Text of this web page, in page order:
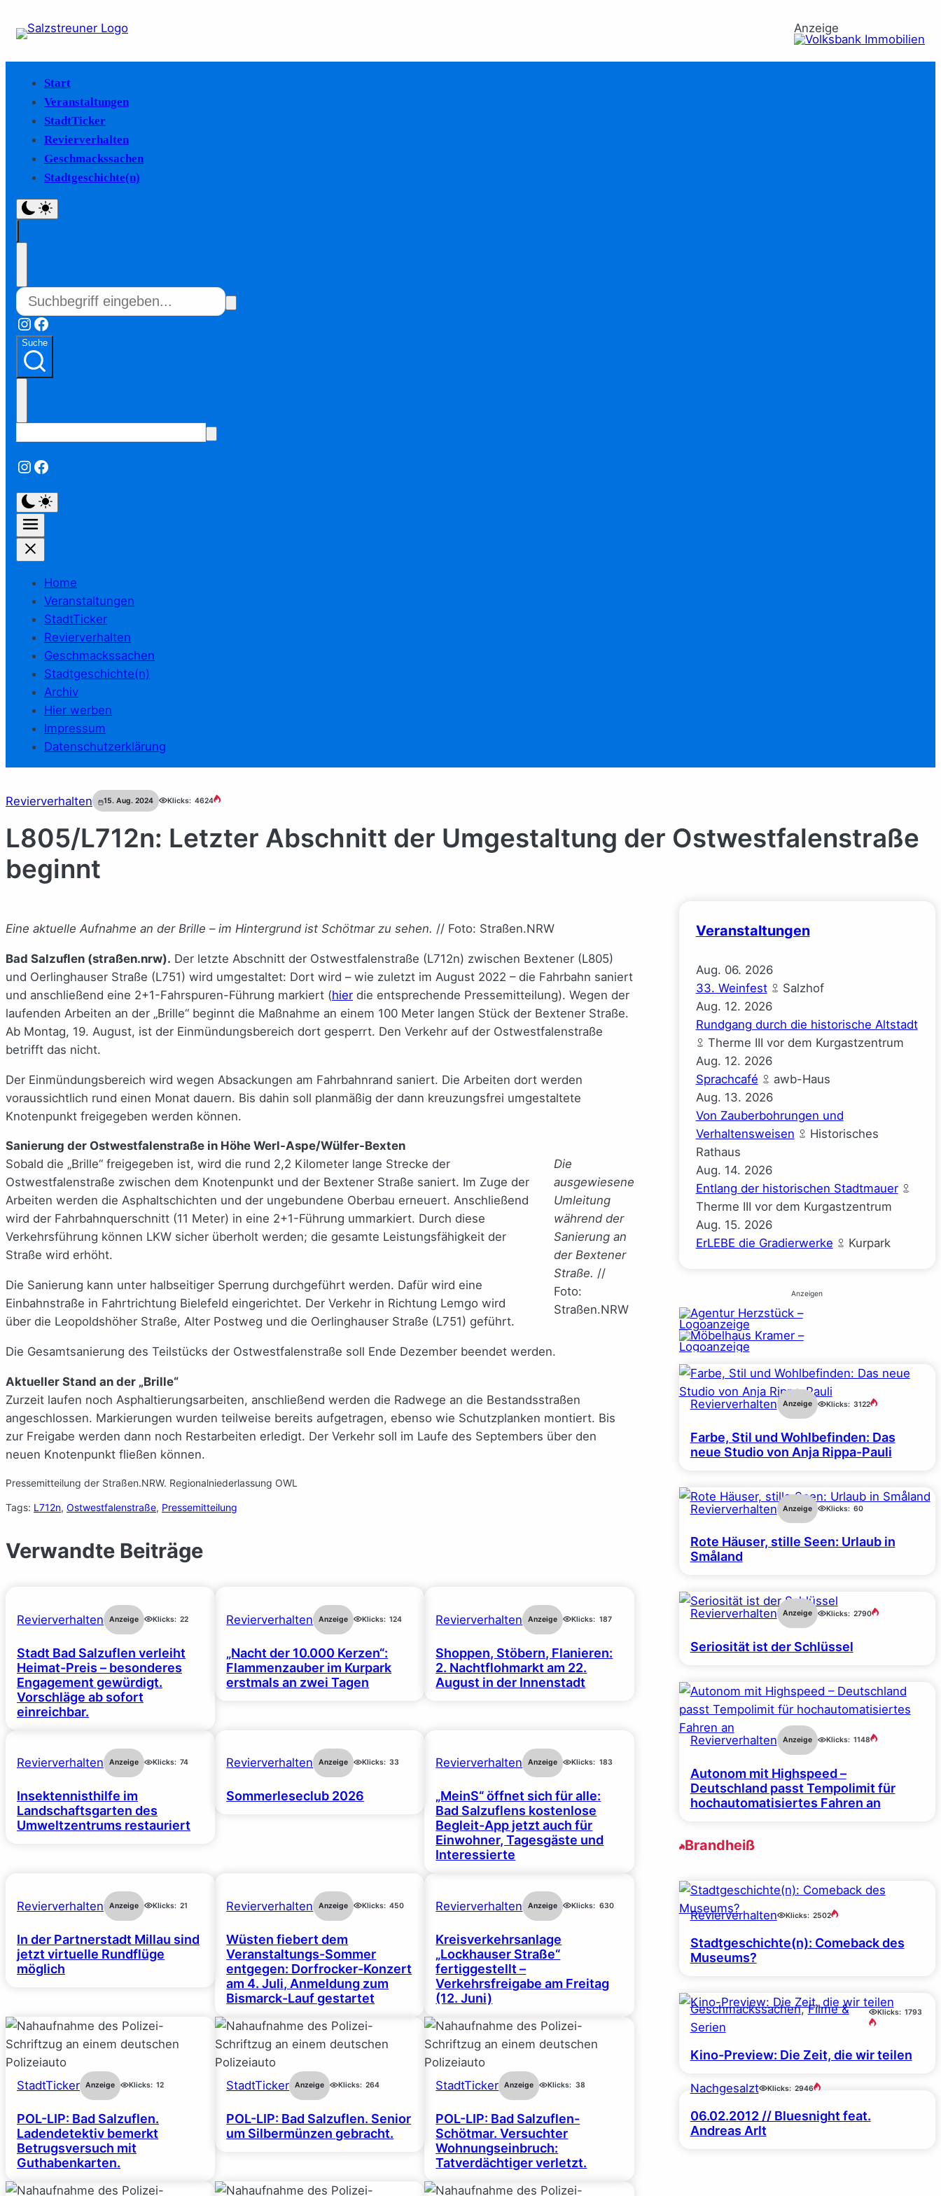
Anzeige
Start
Veranstaltungen
StadtTicker
Revierverhalten
Geschmackssachen
Stadtgeschichte(n)
Instagram
Facebook
Suche
Instagram
Facebook
Home
Veranstaltungen
StadtTicker
Revierverhalten
Geschmackssachen
Stadtgeschichte(n)
Archiv
Hier werben
Impressum
Datenschutzerklärung
Revierverhalten 15. Aug. 2024 Klicks: 4624
L805/L712n: Letzter Abschnitt der Umgestaltung der Ostwestfalenstraße
beginnt
Eine aktuelle Aufnahme an der Brille – im Hintergrund ist Schötmar zu sehen. // Foto: Straßen.NRW
Bad Salzuflen (straßen.nrw). Der letzte Abschnitt der Ostwestfalenstraße (L712n) zwischen Bextener (L805)
und Oerlinghauser Straße (L751) wird umgestaltet: Dort wird – wie zuletzt im August 2022 – die Fahrbahn saniert
und anschließend eine 2+1-Fahrspuren-Führung markiert (hier die entsprechende Pressemitteilung). Wegen der
laufenden Arbeiten an der „Brille“ beginnt die Maßnahme an einem 100 Meter langen Stück der Bextener Straße.
Ab Montag, 19. August, ist der Einmündungsbereich dort gesperrt. Den Verkehr auf der Ostwestfalenstraße
betrifft das nicht.
Der Einmündungsbereich wird wegen Absackungen am Fahrbahnrand saniert. Die Arbeiten dort werden
voraussichtlich rund einen Monat dauern. Bis dahin soll planmäßig der dann kreuzungsfrei umgestaltete
Knotenpunkt freigegeben werden können.
Die
ausgewiesene
Umleitung
während der
Sanierung an
der Bextener
Straße. //
Foto:
Straßen.NRW
Sanierung der Ostwestfalenstraße in Höhe Werl-Aspe/Wülfer-Bexten
Sobald die „Brille“ freigegeben ist, wird die rund 2,2 Kilometer lange Strecke der
Ostwestfalenstraße zwischen dem Knotenpunkt und der Bextener Straße saniert. Im Zuge der
Arbeiten werden die Asphaltschichten und der ungebundene Oberbau erneuert. Anschließend
wird der Fahrbahnquerschnitt (11 Meter) in eine 2+1-Führung ummarkiert. Durch diese
Verkehrsführung können LKW sicher überholt werden; die gesamte Leistungsfähigkeit der
Straße wird erhöht.
Die Sanierung kann unter halbseitiger Sperrung durchgeführt werden. Dafür wird eine
Einbahnstraße in Fahrtrichtung Bielefeld eingerichtet. Der Verkehr in Richtung Lemgo wird
über die Leopoldshöher Straße, Alter Postweg und die Oerlinghauser Straße (L751) geführt.
Die Gesamtsanierung des Teilstücks der Ostwestfalenstraße soll Ende Dezember beendet werden.
Aktueller Stand an der „Brille“
Zurzeit laufen noch Asphaltierungsarbeiten, anschließend werden die Radwege an die Bestandsstraßen
angeschlossen. Markierungen wurden teilweise bereits aufgetragen, ebenso wie Schutzplanken montiert. Bis
zur Freigabe werden dann noch Restarbeiten erledigt. Der Verkehr soll im Laufe des Septembers über den
neuen Knotenpunkt fließen können.
Pressemitteilung der Straßen.NRW. Regionalniederlassung OWL
Tags: L712n, Ostwestfalenstraße, Pressemitteilung
Verwandte Beiträge
Revierverhalten Anzeige Klicks: 22
Stadt Bad Salzuflen verleiht
Heimat-Preis – besonderes
Engagement gewürdigt.
Vorschläge ab sofort
einreichbar.
Revierverhalten Anzeige Klicks: 124
„Nacht der 10.000 Kerzen“:
Flammenzauber im Kurpark
erstmals an zwei Tagen
Revierverhalten Anzeige Klicks: 187
Shoppen, Stöbern, Flanieren:
2. Nachtflohmarkt am 22.
August in der Innenstadt
Revierverhalten Anzeige Klicks: 74
Insektennisthilfe im
Landschaftsgarten des
Umweltzentrums restauriert
Revierverhalten Anzeige Klicks: 33
Sommerleseclub 2026
Revierverhalten Anzeige Klicks: 183
„MeinS“ öffnet sich für alle:
Bad Salzuflens kostenlose
Begleit-App jetzt auch für
Einwohner, Tagesgäste und
Interessierte
Revierverhalten Anzeige Klicks: 21
In der Partnerstadt Millau sind
jetzt virtuelle Rundflüge
möglich
Revierverhalten Anzeige Klicks: 450
Wüsten fiebert dem
Veranstaltungs-Sommer
entgegen: Dorfrocker-Konzert
am 4. Juli, Anmeldung zum
Bismarck-Lauf gestartet
Revierverhalten Anzeige Klicks: 630
Kreisverkehrsanlage
„Lockhauser Straße“
fertiggestellt –
Verkehrsfreigabe am Freitag
(12. Juni)
StadtTicker Anzeige Klicks: 12
POL-LIP: Bad Salzuflen.
Ladendetektiv bemerkt
Betrugsversuch mit
Guthabenkarten.
StadtTicker Anzeige Klicks: 264
POL-LIP: Bad Salzuflen. Senior
um Silbermünzen gebracht.
StadtTicker Anzeige Klicks: 38
POL-LIP: Bad Salzuflen-
Schötmar. Versuchter
Wohnungseinbruch:
Tatverdächtiger verletzt.
Veranstaltungen
Aug. 06. 2026
33. Weinfest
Salzhof
Aug. 12. 2026
Rundgang durch die historische Altstadt
Therme III vor dem Kurgastzentrum
Aug. 12. 2026
Sprachcafé
awb-Haus
Aug. 13. 2026
Von Zauberbohrungen und
Verhaltensweisen
Historisches
Rathaus
Aug. 14. 2026
Entlang der historischen Stadtmauer
Therme III vor dem Kurgastzentrum
Aug. 15. 2026
ErLEBE die Gradierwerke
Kurpark
Anzeigen
Revierverhalten Anzeige Klicks: 3122
Farbe, Stil und Wohlbefinden: Das
neue Studio von Anja Rippa-Pauli
Revierverhalten Anzeige Klicks: 60
Rote Häuser, stille Seen: Urlaub in
Småland
Revierverhalten Anzeige Klicks: 2790
Seriosität ist der Schlüssel
Revierverhalten Anzeige Klicks: 1148
Autonom mit Highspeed –
Deutschland passt Tempolimit für
hochautomatisiertes Fahren an
Brandheiß
Revierverhalten Klicks: 2502
Stadtgeschichte(n): Comeback des
Museums?
Geschmackssachen, Filme &
Serien
Klicks: 1793
Kino-Preview: Die Zeit, die wir teilen
Nachgesalzt Klicks: 2946
06.02.2012 // Bluesnight feat.
Andreas Arlt